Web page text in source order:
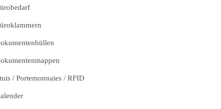
/ Portemonnaies / RFID